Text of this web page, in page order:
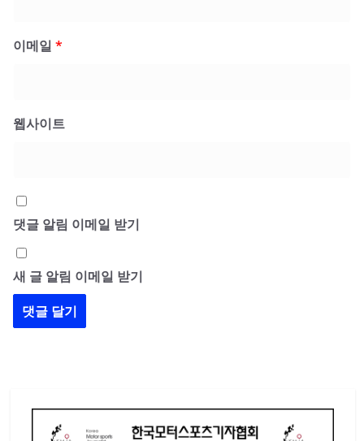
이메일 *
웹사이트
댓글 알림 이메일 받기
새 글 알림 이메일 받기